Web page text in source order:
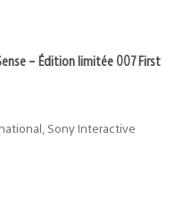
– Édition limitée 007 First
Sony Interactive